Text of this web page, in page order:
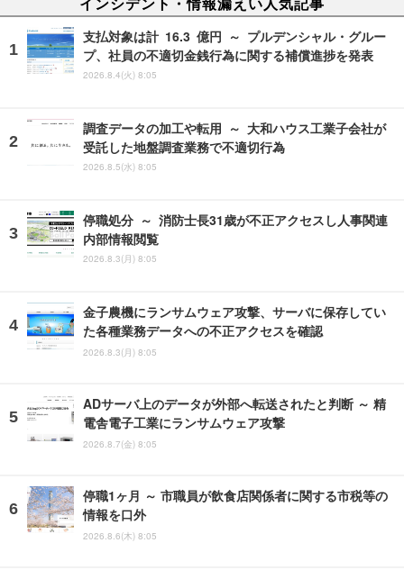
インシデント・情報漏えい人気記事
支払対象は計 16.3 億円 ～ プルデンシャル・グルー
プ、社員の不適切金銭行為に関する補償進捗を発表
2026.8.4(火) 8:05
調査データの加工や転用 ～ 大和ハウス工業子会社が
受託した地盤調査業務で不適切行為
2026.8.5(水) 8:05
停職処分 ～ 消防士長31歳が不正アクセスし人事関連
内部情報閲覧
2026.8.3(月) 8:05
金子農機にランサムウェア攻撃、サーバに保存してい
た各種業務データへの不正アクセスを確認
2026.8.3(月) 8:05
ADサーバ上のデータが外部へ転送されたと判断 ～ 精
電舎電子工業にランサムウェア攻撃
2026.8.7(金) 8:05
停職1ヶ月 ～ 市職員が飲食店関係者に関する市税等の
情報を口外
2026.8.6(木) 8:05